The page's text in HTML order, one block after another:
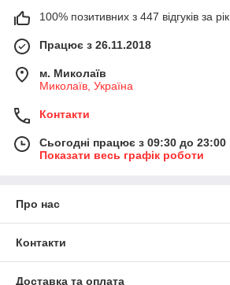
100% позитивних з 447 відгуків за рік
Працює з 26.11.2018
м. Миколаїв
Миколаїв, Україна
Контакти
Сьогодні працює з 09:30 до 23:00
Показати весь графік роботи
Про нас
Контакти
Доставка та оплата